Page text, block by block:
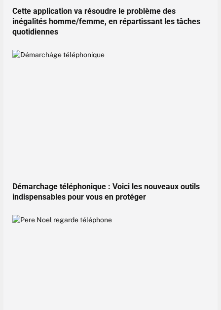
Cette application va résoudre le problème des
inégalités homme/femme, en répartissant les tâches
quotidiennes
Démarchage téléphonique : Voici les nouveaux outils
indispensables pour vous en protéger